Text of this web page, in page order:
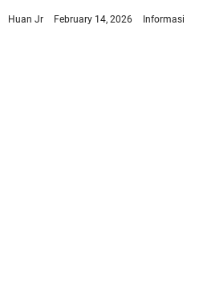
Huan Jr February 14, 2026 Informasi